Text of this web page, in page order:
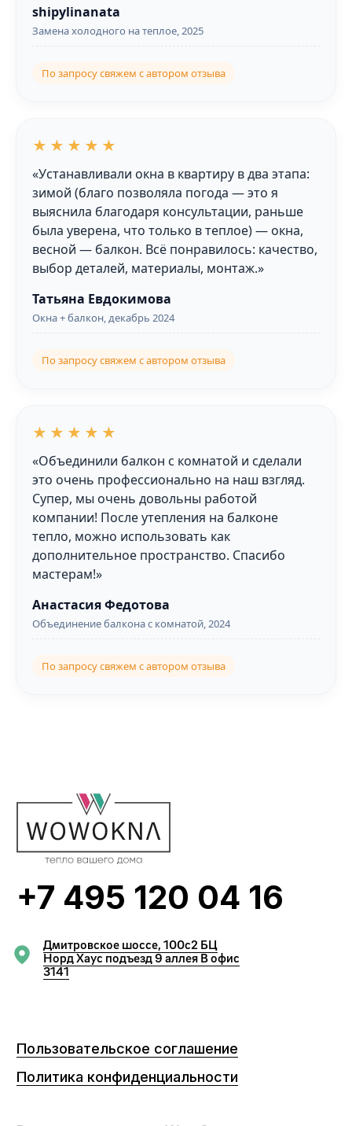
shipylinanata
Замена холодного на теплое, 2025
По запросу свяжем с автором отзыва
★★★★★
«Устанавливали окна в квартиру в два этапа:
зимой (благо позволяла погода — это я
выяснила благодаря консультации, раньше
была уверена, что только в теплое) — окна,
весной — балкон. Всё понравилось: качество,
выбор деталей, материалы, монтаж.»
Татьяна Евдокимова
Окна + балкон, декабрь 2024
По запросу свяжем с автором отзыва
★★★★★
«Объединили балкон с комнатой и сделали
это очень профессионально на наш взгляд.
Супер, мы очень довольны работой
компании! После утепления на балконе
тепло, можно использовать как
дополнительное пространство. Спасибо
мастерам!»
Анастасия Федотова
Объединение балкона с комнатой, 2024
По запросу свяжем с автором отзыва